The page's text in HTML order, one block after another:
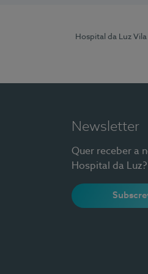
Hospital da Luz Vila
Newsletter
Quer receber a
Hospital da Luz?